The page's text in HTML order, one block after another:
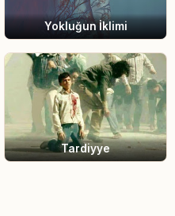
Yokluğun İklimi
Tardiyye